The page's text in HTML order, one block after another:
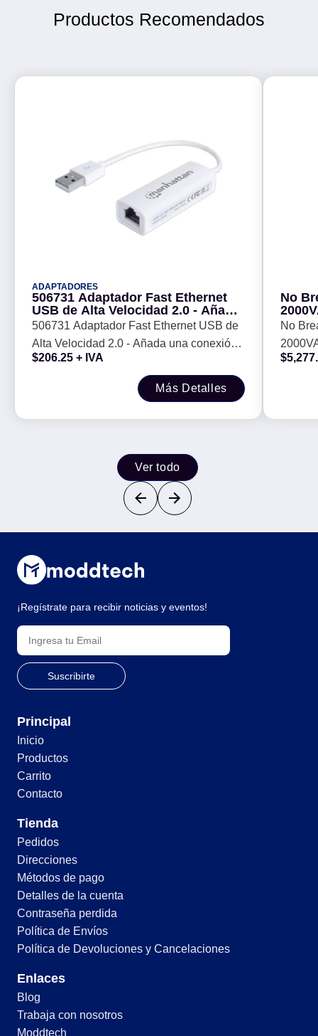
Productos Recomendados
ADAPTADORES
506731 Adaptador Fast Ethernet
USB de Alta Velocidad 2.0 - Añada
una conexión de red a su PC sin
necesidad de abrirla.
506731 Adaptador Fast Ethernet USB de
Alta Velocidad 2.0 - Añada una conexión
de red a su PC sin necesidad de abrirla.
$206.25 + IVA
Más Detalles
No
81/
110/
No
$
Ver todo
¡Regístrate para recibir noticias y eventos!
Principal
Inicio
Productos
Carrito
Contacto
Tienda
Pedidos
Direcciones
Métodos de pago
Detalles de la cuenta
Contraseña perdida
Política de Envíos
Política de Devoluciones y Cancelaciones
Enlaces
Blog
Trabaja con nosotros
Moddtech